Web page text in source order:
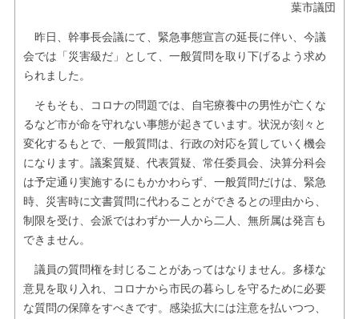
葉市議団
昨日、幹事長会議にて、緊急事態宣言の延長に伴い、今議
会では「災害級だ」として、一般質問を取り下げるよう求め
られました。
そもそも、コロナの問題では、自宅療養中の男性が亡くな
るなど市が命を守れない事態が起きています。状況が刻々と
変化するもとで、一般質問は、行政の対応を質していく機会
になります。議案質疑、代表質疑、常任委員会、決算分科会
は予定通り実施するにもかかわらず、一般質問だけは、緊急
時、災害時に文書質問に代わることができるとの理由から、
制限を受け、会派ではわずか一人から二人、無所属は発言も
できません。
議員の質問権を封じることがあってはなりません。多様な
意見を取り入れ、コロナから市民の暮らしを守るために必要
な質問の保障をすべきです。感染拡大には注意を払いつつ、